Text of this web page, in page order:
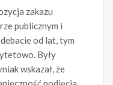
zakazu
publicznym i
od lat, tym
Były
wskazał, że